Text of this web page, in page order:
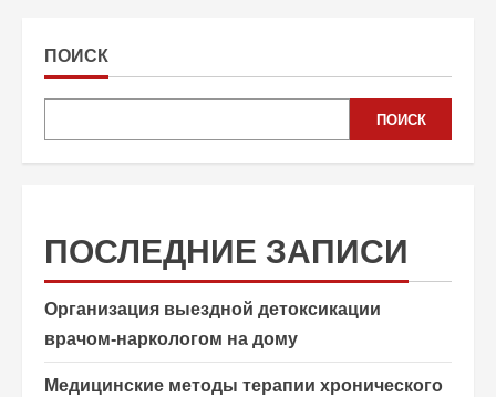
ПОИСК
ПОИСК
ПОСЛЕДНИЕ ЗАПИСИ
Организация выездной детоксикации
врачом-наркологом на дому
Медицинские методы терапии хронического